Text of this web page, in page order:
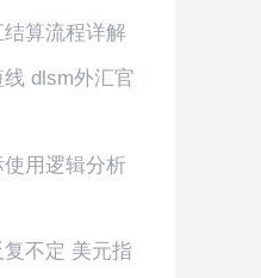
算流程详解
dlsm外汇官
用逻辑分析
不定 美元指